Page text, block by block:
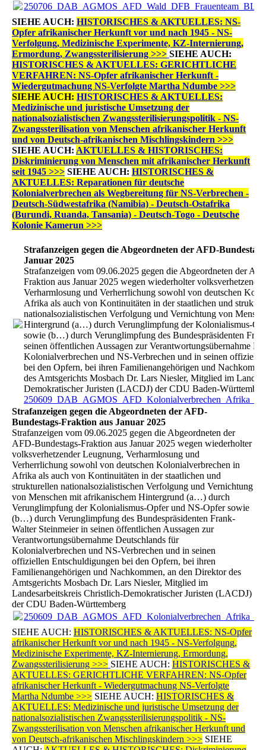
SIEHE AUCH: HISTORISCHES & AKTUELLES: NS-
Opfer afrikanischer Herkunft vor und nach 1945 - NS-
Verfolgung, Medizinische Experimente, KZ-Internierung,
Ermordung, Zwangssterilisierung >>> SIEHE AUCH:
HISTORISCHES & AKTUELLES: GERICHTLICHE
VERFAHREN: NS-Opfer afrikanischer Herkunft -
Wiedergutmachung NS-Verfolgte Martha Ndumbe >>>
SIEHE AUCH: HISTORISCHES & AKTUELLES:
Medizinische und juristische Umsetzung der
nationalsozialistischen Zwangssterilisierungspolitik - NS-
Zwangssterilisation von Menschen afrikanischer Herkunft
und von Deutsch-afrikanischen Mischlingskindern >>>
SIEHE AUCH: AKTUELLES & HISTORISCHES:
Diskriminierung von Menschen mit afrikanischer Herkunft
seit 1945 >>> SIEHE AUCH: HISTORISCHES &
AKTUELLES: Reparationen für deutsche
Kolonialverbrechen als Wegbereitung für NS-Verbrechen -
Deutsch-Südwestafrika (Namibia) - Deutsch-Ostafrika
(Burundi, Ruanda, Tansania) - Deutsch-Togo - Deutsche
Kolonie Kamerun >>>
Strafanzeigen gegen die Abgeordneten der AFD-
Januar 2025
Strafanzeigen vom 09.06.2025 gegen die Abgeordneten der
Fraktion aus Januar 2025 wegen wiederholter
Verharmlosung und Verherrlichung sowohl von deutschen
Afrika als auch von Kontinuitäten in der staatlichen und
nationalsozialistischen Verfolgung und Vernichtung von
Hintergrund (a…) durch Verunglimpfung der Kolonialismus-
sowie (b…) durch Verunglimpfung des Bundespräsidenten
seinen öffentlichen Aussagen zur Verantwortungsübernahme
Kolonialverbrechen und NS-Verbrechen und in seinen
bei den Opfern, bei ihren Familienangehörigen und
des Amtsgerichts Mosbach Dr. Lars Niesler, Mitglied im
Demokratischer Juristen (LACDJ) der CDU Baden-
Strafanzeigen gegen die Abgeordneten der AFD-
Bundestags-Fraktion aus Januar 2025
Strafanzeigen vom 09.06.2025 gegen die Abgeordneten der
AFD-Bundestags-Fraktion aus Januar 2025 wegen wiederholter
volksverhetzender Leugnung, Verharmlosung und
Verherrlichung sowohl von deutschen Kolonialverbrechen in
Afrika als auch von Kontinuitäten in der staatlichen und
strukturellen nationalsozialistischen Verfolgung und Vernichtung
von Menschen mit afrikanischem Hintergrund (a…) durch
Verunglimpfung der Kolonialismus-Opfer und NS-Opfer sowie
(b…) durch Verunglimpfung des Bundespräsidenten Frank-
Walter Steinmeier in seinen öffentlichen Aussagen zur
Verantwortungsübernahme Deutschlands für
Kolonialverbrechen und NS-Verbrechen und in seinen
offiziellen Entschuldigungen bei den Opfern, bei ihren
Familienangehörigen und Nachkommen, an den Direktor des
Amtsgerichts Mosbach Dr. Lars Niesler, Mitglied im
Landesarbeitskreis Christlich-Demokratischer Juristen (LACDJ)
der CDU Baden-Württemberg
SIEHE AUCH: HISTORISCHES & AKTUELLES: NS-Opfer
afrikanischer Herkunft vor und nach 1945 - NS-Verfolgung,
Medizinische Experimente, KZ-Internierung, Ermordung,
Zwangssterilisierung >>> SIEHE AUCH: HISTORISCHES &
AKTUELLES: GERICHTLICHE VERFAHREN: NS-Opfer
afrikanischer Herkunft - Wiedergutmachung NS-Verfolgte
Martha Ndumbe >>> SIEHE AUCH: HISTORISCHES &
AKTUELLES: Medizinische und juristische Umsetzung der
nationalsozialistischen Zwangssterilisierungspolitik - NS-
Zwangssterilisation von Menschen afrikanischer Herkunft und
von Deutsch-afrikanischen Mischlingskindern >>> SIEHE